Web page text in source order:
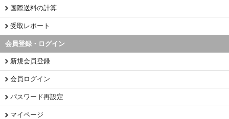
国際送料の計算
受取レポート
会員登録・ログイン
新規会員登録
会員ログイン
パスワード再設定
マイページ